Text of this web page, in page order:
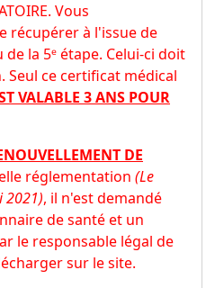
Vous
récupérer à l'issue de
la 5ᵉ étape. Celui-ci doit
ce certificat médical
VALABLE 3 ANS POUR
DE
réglementation (Le
2021), il n'est demandé
de santé et un
le responsable légal de
sur le site.